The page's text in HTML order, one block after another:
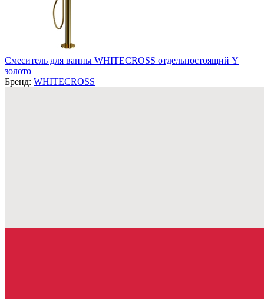
Смеситель для ванны WHITECROSS отдельностоящий Y
золото
Бренд: WHITECROSS